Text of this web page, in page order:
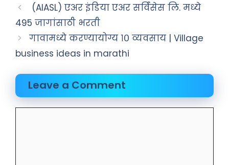
(AIASL) एअर इंडिया एअर सर्विसेस लि. मध्ये
495 जागांसाठी भरती
गावामध्ये करण्यायोग्य १० व्यवसाय | Village
business ideas in marathi
Leave a Comment